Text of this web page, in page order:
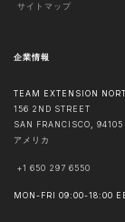
サイトマップ
企業情報
TEAM EXTENSION
156 2ND STREET
SAN FRANCISCO
94105
アメリカ
+1 650 297 6550
MON-FRI 09:00-18:00